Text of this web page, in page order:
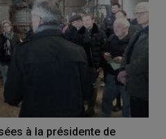
à la présidente de